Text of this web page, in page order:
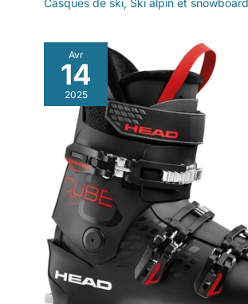
Casques de ski, Ski alpin et snowboard
Avr
14
2025